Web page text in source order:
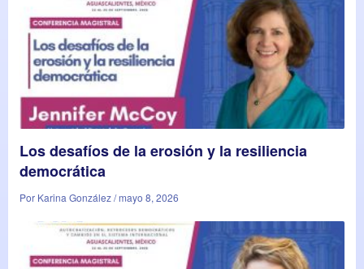
Los desafíos de la erosión y la resiliencia
democrática
Por Karina González / mayo 8, 2026